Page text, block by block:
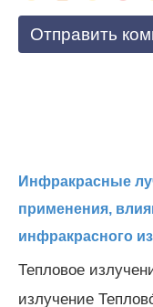
Инфракрасные
применения,
инфракрасного
Тепловое
излучение